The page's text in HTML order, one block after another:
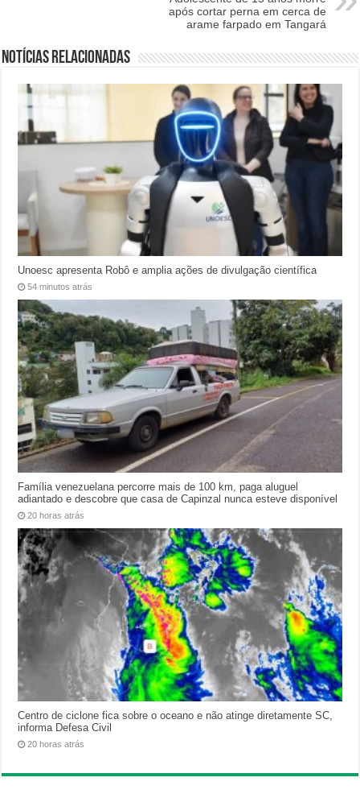
após cortar perna em cerca de
arame farpado em Tangará
Notícias relacionadas
Unoesc apresenta Robô e amplia ações de divulgação científica
54 minutos atrás
Família venezuelana percorre mais de 100 km, paga aluguel
adiantado e descobre que casa de Capinzal nunca esteve disponível
20 horas atrás
Centro de ciclone fica sobre o oceano e não atinge diretamente SC,
informa Defesa Civil
20 horas atrás